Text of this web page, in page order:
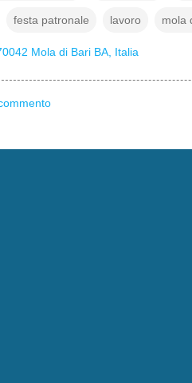
festa patronale lavoro mola
Mola di Bari BA, Italia